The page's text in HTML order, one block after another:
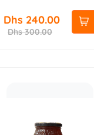
Dhs 240.00
Dhs 300.00